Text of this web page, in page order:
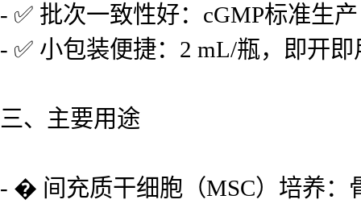
- ✅ 批次一致性好：cGMP标准生
- ✅ 小包装便捷：2 mL/瓶，即开
三、主要用途
- � 间充质干细胞（MSC）培养：